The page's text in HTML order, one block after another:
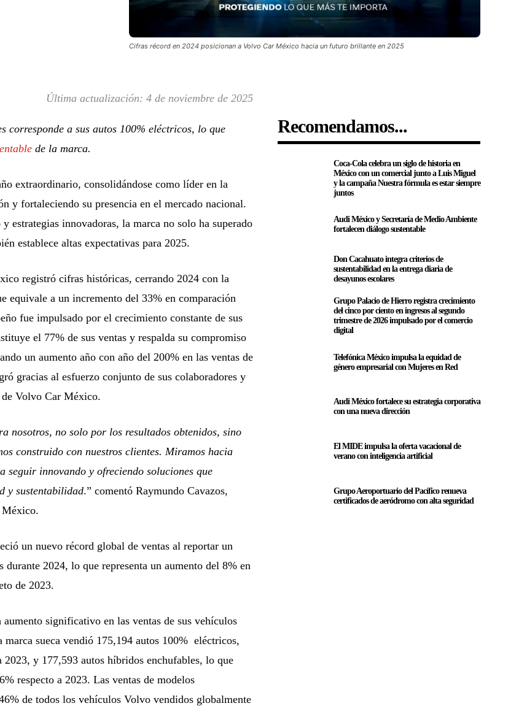
Cifras récord en 2024 posicionan a Volvo Car México hacia un futuro brillante en 2025
Última actualización:4 de noviembre de 2025
corresponde a sus autos 100% eléctricos, lo que
de la marca.
extraordinario, consolidándose como líder en la
y fortaleciendo su presencia en el mercado nacional.
estrategias innovadoras, la marca no solo ha superado
establece altas expectativas para 2025.
registró cifras históricas, cerrando 2024 con la
equivale a un incremento del 33% en comparación
fue impulsado por el crecimiento constante de sus
el 77% de sus ventas y respalda su compromiso
un aumento año con año del 200% en las ventas de
gracias al esfuerzo conjunto de sus colaboradores y
Volvo Car México.
nosotros, no solo por los resultados obtenidos, sino
construido con nuestros clientes. Miramos hacia
seguir innovando y ofreciendo soluciones que
y sustentabilidad.” comentó Raymundo Cavazos,
un nuevo récord global de ventas al reportar un
durante 2024, lo que representa un aumento del 8% en
de 2023.
significativo en las ventas de sus vehículos
sueca vendió 175,194 autos 100% ​ eléctricos,
2023, y 177,593 autos híbridos enchufables, lo que
respecto a 2023. Las ventas de modelos
de todos los vehículos Volvo vendidos globalmente
Recomendamos...
Coca-Cola celebra un siglo de historia en
México con un comercial junto a Luis Miguel
y la campaña Nuestra fórmula es estar siempre
juntos
Audi México y Secretaría de Medio Ambiente
fortalecen diálogo sustentable
Don Cacahuato integra criterios de
sustentabilidad en la entrega diaria de
desayunos escolares
Grupo Palacio de Hierro registra crecimiento
del cinco por ciento en ingresos al segundo
trimestre de 2026 impulsado por el comercio
digital
Telefónica México impulsa la equidad de
género empresarial con Mujeres en Red
Audi México fortalece su estrategia corporativa
con una nueva dirección
El MIDE impulsa la oferta vacacional de
verano con inteligencia artificial
Grupo Aeroportuario del Pacífico renueva
certificados de aeródromo con alta seguridad